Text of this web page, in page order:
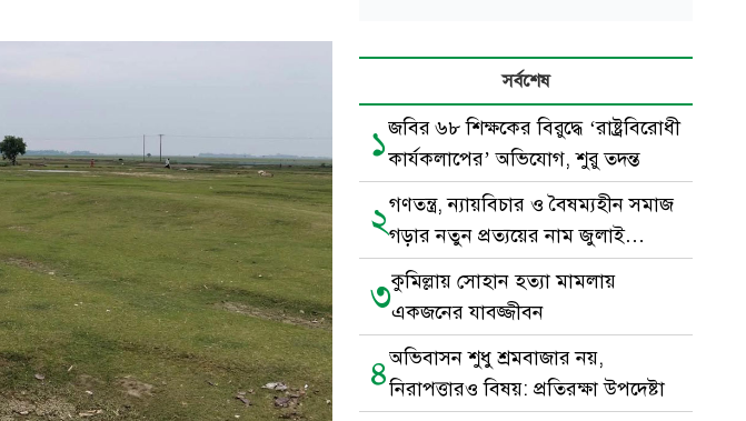
সর্বশেষ
১জবির ৬৮ শিক্ষকের বিরুদ্ধে ‘রাষ্ট্রবিরোধী
কার্যকলাপের’ অভিযোগ, শুরু তদন্ত
২গণতন্ত্র, ন্যায়বিচার ও বৈষম্যহীন সমাজ
গড়ার নতুন প্রত্যয়ের নাম জুলাই
গণঅভ্যুত্থান
৩কুমিল্লায় সোহান হত্যা মামলায়
একজনের যাবজ্জীবন
৪অভিবাসন শুধু শ্রমবাজার নয়,
নিরাপত্তারও বিষয়: প্রতিরক্ষা উপদেষ্টা